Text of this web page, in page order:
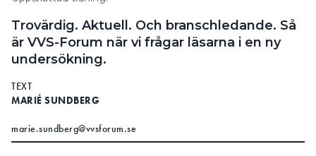
Search for:
SEARCH
Trovärdig. Aktuell. Och branschledande. Så
är VVS-Forum när vi frågar läsarna i en ny
undersökning.
TEXT
MARIÉ SUNDBERG
marie.sundberg@vvsforum.se